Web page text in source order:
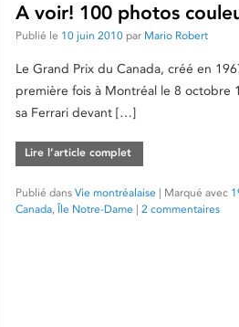
A voir! 100 photos
Publié le 10 juin 2010 par Mario Robert
Le Grand Prix du Canada, créé en
première fois à Montréal le 8 octobre
sa Ferrari devant […]
Lire l’article complet
Publié dans Vie montréalaise | Marqué avec
Canada, Île Notre-Dame | 2 commentaires